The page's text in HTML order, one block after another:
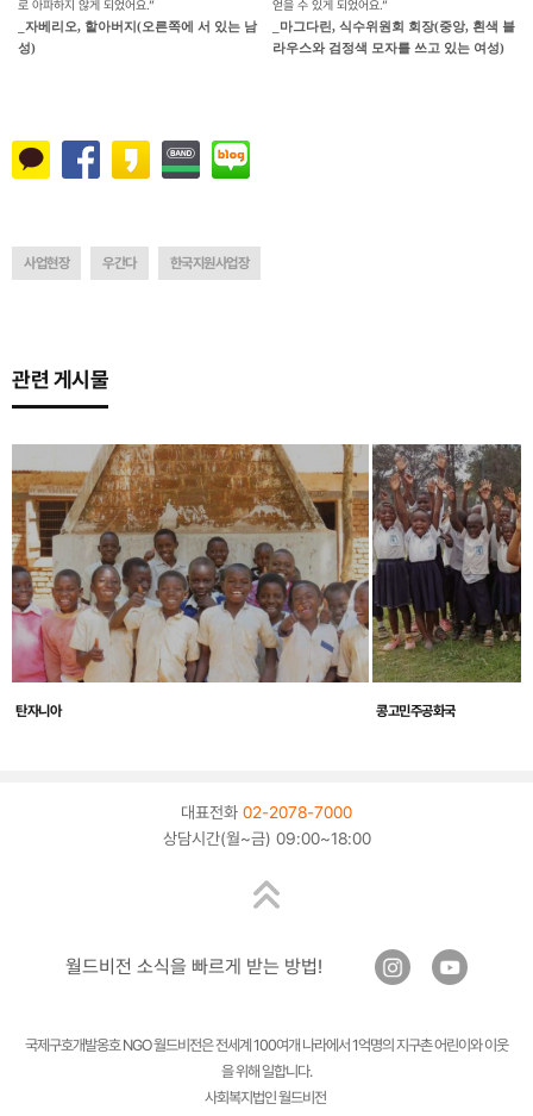
로 아파하지 않게 되었어요.”
_자베리오, 할아버지(오른쪽에 서 있는 남
성)
얻을 수 있게 되었어요.”
_마그다린, 식수위원회 회장(중앙, 흰색 블
라우스와 검정색 모자를 쓰고 있는 여성)
사업현장 우간다 한국지원사업장
관련 게시물
탄자니아 콩고민주공화국
대표전화 02-2078-7000
상담시간(월~금) 09:00~18:00
월드비전 소식을 빠르게 받는 방법!
국제구호개발옹호 NGO 월드비전은 전세계 100여개 나라에서 1억명의 지구촌 어린이와 이웃
을 위해 일합니다.
사회복지법인 월드비전